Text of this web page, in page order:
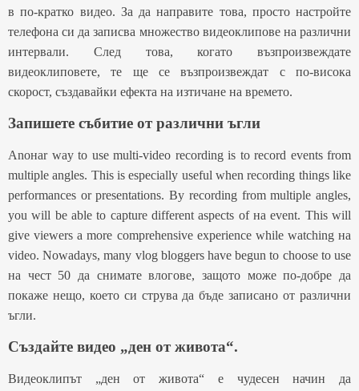
в по-кратко видео. За да направите това, просто настройте
телефона си да записва множество видеоклипове на различни
интервали. След това, когато възпроизвеждате
видеоклиповете, те ще се възпроизвеждат с по-висока
скорост, създавайки ефекта на изтичане на времето.
Запишете събитие от различни ъгли
Anoнаr way to use multi-video recording is to record events from
multiple angles. This is especially useful when recording things like
performances or presentations. By recording from multiple angles,
you will be able to capture different aspects of на event. This will
give viewers a more comprehensive experience while watching на
video. Nowadays, many vlog bloggers have begun to choose to use
на чест 50 да снимате влогове, защото може по-добре да
покаже нещо, което си струва да бъде записано от различни
ъгли.
Създайте видео „ден от живота“.
Видеоклипът „ден от живота“ е чудесен начин да